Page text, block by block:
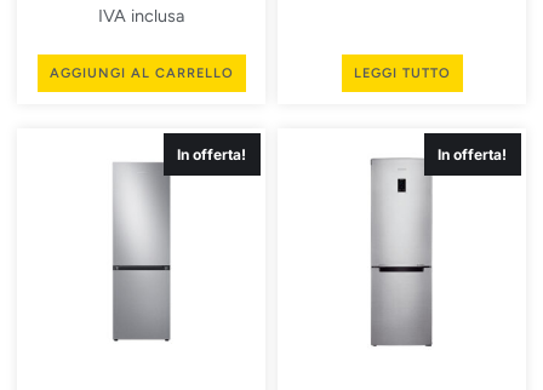
IVA inclusa
AGGIUNGI AL CARRELLO LEGGI TUTTO
In offerta! In offerta!